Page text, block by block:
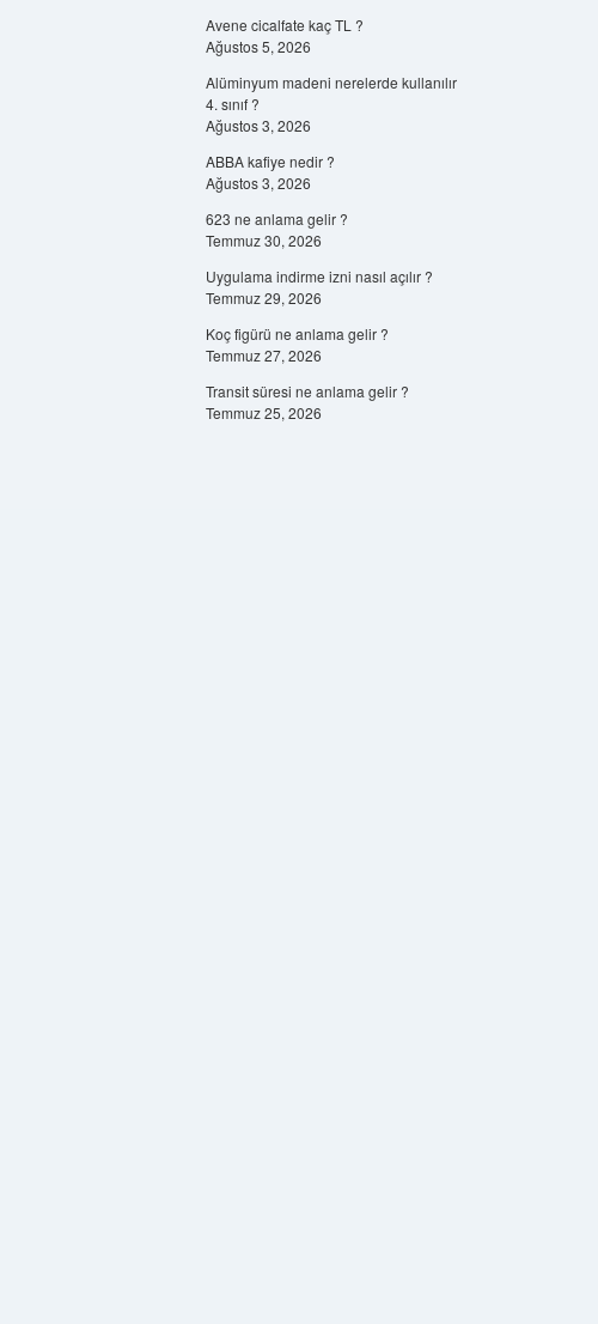
Avene cicalfate kaç TL ?
Ağustos 5, 2026
Alüminyum madeni nerelerde kullanılır
4. sınıf ?
Ağustos 3, 2026
ABBA kafiye nedir ?
Ağustos 3, 2026
623 ne anlama gelir ?
Temmuz 30, 2026
Uygulama indirme izni nasıl açılır ?
Temmuz 29, 2026
Koç figürü ne anlama gelir ?
Temmuz 27, 2026
Transit süresi ne anlama gelir ?
Temmuz 25, 2026